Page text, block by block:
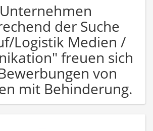
der Suche
Logistik Medien /
freuen sich
von
mit Behinderung.